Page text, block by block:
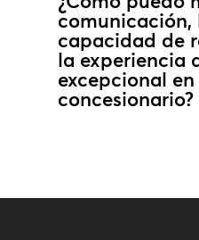
comunicación,
capacidad de
la experiencia
excepcional
concesionario?